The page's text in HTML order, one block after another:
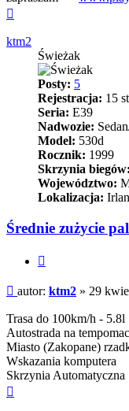
ktm2
Świeżak
Posty: 5
Rejestracja: 15
Seria: E39
Nadwozie:
Model: 530d
Rocznik: 1999
Skrzynia biegów:
Województwo:
Lokalizacja:
Średnie zużycie
Post
autor: ktm2 » 29
Trasa do 100km/h - 5.8l
Autostrada na
Miasto (Zakopane)
Wskazania komputera
Skrzynia Automatyczna